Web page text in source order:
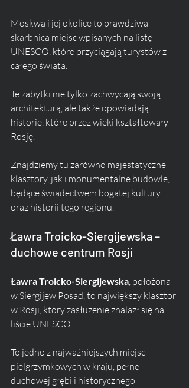
Moskwa i jej okolice to prawdziwa
skarbnica miejsc wpisanych na listę
UNESCO, które przyciągają turystów z
całego świata.
Te zabytki nie tylko zachwycają swoją
architekturą, ale także opowiadają
historie, które przez wieki kształtowały
Rosję.
Znajdziemy tu zarówno majestatyczne
klasztory, jak i monumentalne budowle,
będące świadectwem bogatej kultury
oraz historii tego regionu.
Ławra Troicko-Siergijewska –
duchowe centrum Rosji
Ławra Troicko-Siergijewska, położona
w Siergijew Posad, to największy klasztor
w Rosji, który zasłużenie znalazł się na
liście UNESCO.
To jedno z najważniejszych miejsc
pielgrzymkowych w kraju, pełne
duchowej głębi i historycznego